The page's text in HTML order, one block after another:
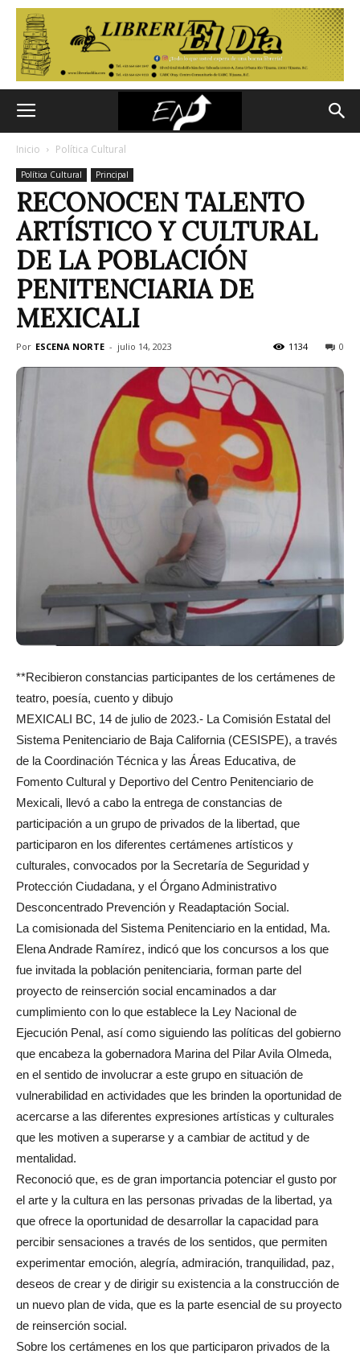
Inicio Política Cultural
Política Cultural Principal
RECONOCEN TALENTO
ARTÍSTICO Y CULTURAL
DE LA POBLACIÓN
PENITENCIARIA DE
MEXICALI
Por ESCENA NORTE - julio 14, 2023 0
1134
**Recibieron constancias participantes de los certámenes de
teatro, poesía, cuento y dibujo
MEXICALI BC, 14 de julio de 2023.- La Comisión Estatal del
Sistema Penitenciario de Baja California (CESISPE), a través
de la Coordinación Técnica y las Áreas Educativa, de
Fomento Cultural y Deportivo del Centro Penitenciario de
Mexicali, llevó a cabo la entrega de constancias de
participación a un grupo de privados de la libertad, que
participaron en los diferentes certámenes artísticos y
culturales, convocados por la Secretaría de Seguridad y
Protección Ciudadana, y el Órgano Administrativo
Desconcentrado Prevención y Readaptación Social.
La comisionada del Sistema Penitenciario en la entidad, Ma.
Elena Andrade Ramírez, indicó que los concursos a los que
fue invitada la población penitenciaria, forman parte del
proyecto de reinserción social encaminados a dar
cumplimiento con lo que establece la Ley Nacional de
Ejecución Penal, así como siguiendo las políticas del gobierno
que encabeza la gobernadora Marina del Pilar Avila Olmeda,
en el sentido de involucrar a este grupo en situación de
vulnerabilidad en actividades que les brinden la oportunidad de
acercarse a las diferentes expresiones artísticas y culturales
que les motiven a superarse y a cambiar de actitud y de
mentalidad.
Reconoció que, es de gran importancia potenciar el gusto por
el arte y la cultura en las personas privadas de la libertad, ya
que ofrece la oportunidad de desarrollar la capacidad para
percibir sensaciones a través de los sentidos, que permiten
experimentar emoción, alegría, admiración, tranquilidad, paz,
deseos de crear y de dirigir su existencia a la construcción de
un nuevo plan de vida, que es la parte esencial de su proyecto
de reinserción social.
Sobre los certámenes en los que participaron privados de la